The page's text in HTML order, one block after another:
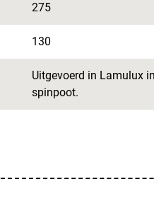
275
130
Uitgevoerd in Lamulux
spinpoot.